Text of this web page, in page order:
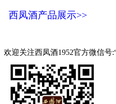
西凤酒产品展示>>
欢迎关注西凤酒1952官方微信号